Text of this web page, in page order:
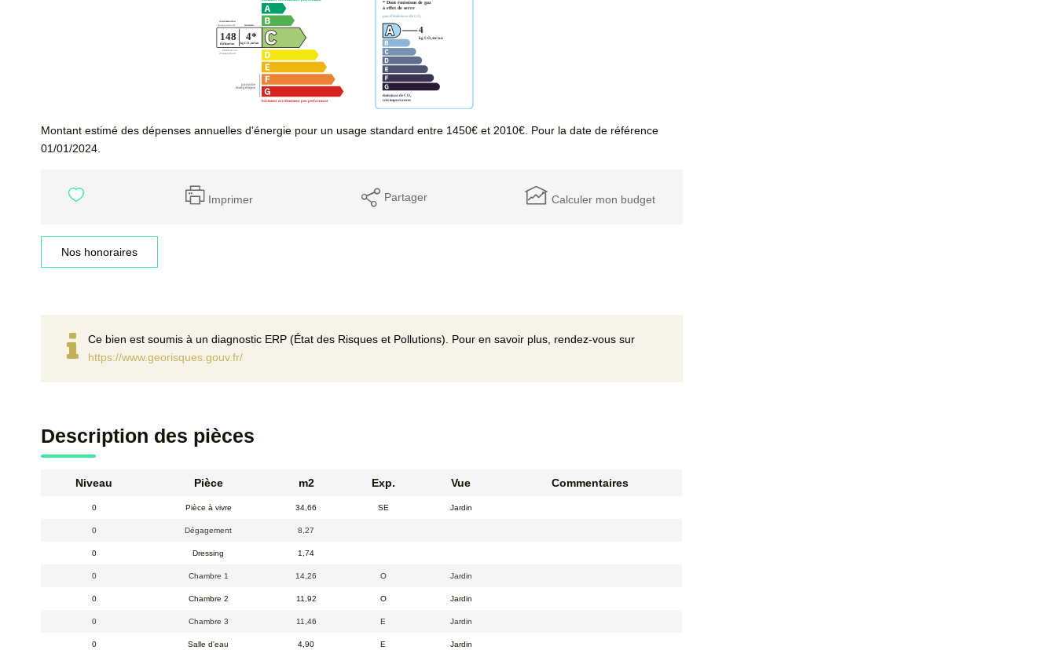
Montant estimé des dépenses annuelles d'énergie pour un usage standard entre 1450€ et 2010€. Pour la date de référence
01/01/2024.
Imprimer Partager Calculer mon budget
Nos honoraires
Ce bien est soumis à un diagnostic ERP (État des Risques et Pollutions). Pour en savoir plus, rendez-vous sur
https://www.georisques.gouv.fr/
Description des pièces
Niveau Pièce m2 Exp. Vue Commentaires
0 Pièce à vivre 34,66 SE Jardin
0 Dégagement 8,27
0 Dressing 1,74
0 Chambre 1 14,26 O Jardin
0 Chambre 2 11,92 O Jardin
0 Chambre 3 11,46 E Jardin
0 Salle d'eau 4,90 E Jardin